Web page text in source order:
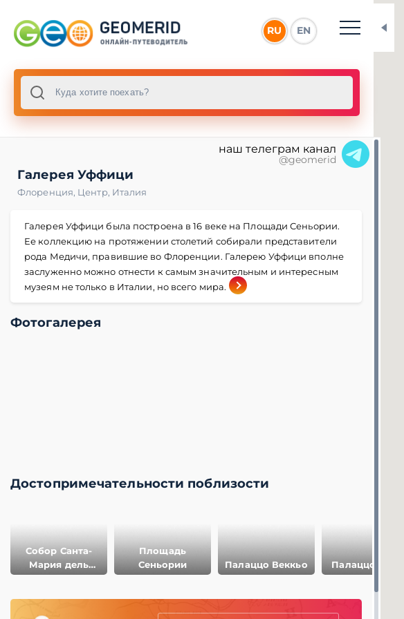
RU EN
наш телеграм канал
@geomerid
Галерея Уффици
Флоренция, Центр, Италия
Галерея Уффици была построена в 16 веке на Площади Сеньории.
Ее коллекцию на протяжении столетий собирали представители
рода Медичи, правившие во Флоренции. Галерею Уффици вполне
заслуженно можно отнести к самым значительным и интересным
музеям не только в Италии, но всего мира.
Фотогалерея
Достопримечательности поблизости
Собор Санта-
Мария дель
Фьоре
Площадь
Сеньории
Палаццо Веккьо Палаццо Питти